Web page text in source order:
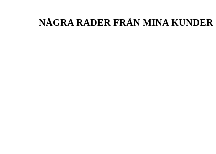
NÅGRA RADER FRÅN MINA KUNDER